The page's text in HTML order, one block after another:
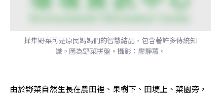
採集野菜可是原民媽媽們的智慧結晶，包含著許多傳統知
識。圖為野菜拼盤。攝影：廖靜蕙。
由於野菜自然生長在農田裡、果樹下、田埂上、菜園旁，